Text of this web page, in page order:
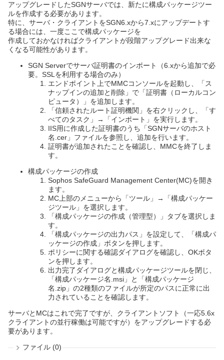
アップグレードしたSGNサーバでは、新たに構成パッケージツー
ルを作成する必要があります。
特に、サーバ・クライアントをSGN6.xから7.xにアップデートす
る場合には、一度ここで構成パッケージを
作成しておかなければクライアントが段階アップグレード出来な
くなる可能性があります。
SGN Serverでサーバ証明書のインポート（6.xから追加で必
要。SSLを利用する場合のみ）
エンドポイント上でMMCコンソールを起動し、「ス
ナップインの追加と削除」で「証明書（ローカルコン
ピュータ）」を追加します。
「信頼されたルート証明機関」を右クリックし、「す
べてのタスク」→「インポート」を実行します。
IIS用に作成した証明書のうち「SGNサーバのホスト
名.cer」ファイルを参照し、追加を行います。
証明書が追加されたことを確認し、MMCを終了しま
す。
構成パッケージの作成
Sophos SafeGuard Management Center(MC)を開き
ます。
MC上部のメニューから「ツール」→「構成パッケー
ジツール」を選択します。
「構成パッケージの作成（管理型）」タブを選択しま
す。
「構成パッケージの出力パス」を設定して、「構成パ
ッケージの作成」ボタンを押します。
ポリシーに関する確認ダイアログを確認し、OKボタ
ンを押します。
出力完了ダイアログと構成パッケージツールを閉じ、
「構成パッケージ名.msi」と「構成パッケージ
名.zip」の2種類のファイルが所定のパスに正常に出
力されていることを確認します。
サーバとMCはこれで完了ですが、クライアントソフト（一応5.6x
クライアントの並行稼働は可能ですが）をアップグレードする必
要があります。
ファイル (0)